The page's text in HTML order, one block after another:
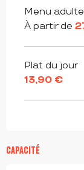
Tarifs 2026
Menu adulte
À partir de
Plat du jour
13,90 €
CAPACITÉ